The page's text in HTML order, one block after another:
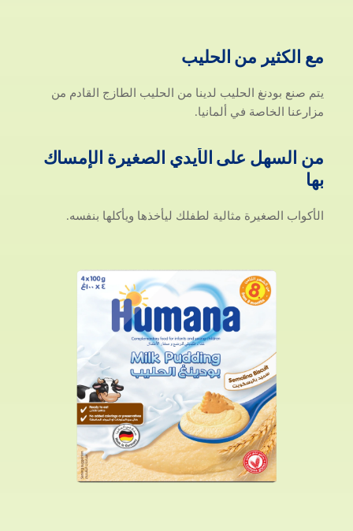
مع الكثير من الحليب
يتم صنع بودنغ الحليب لدينا من الحليب الطازج القادم من
مزارعنا الخاصة في ألمانيا.
من السهل على الأيدي الصغيرة الإمساك
بها
الأكواب الصغيرة مثالية لطفلك ليأخذها ويأكلها بنفسه.